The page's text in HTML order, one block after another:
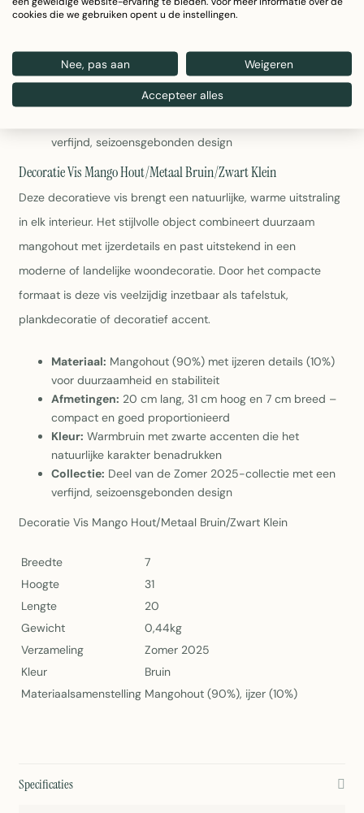
Materiaal:Mangohout (90%) met ijzeren details (10%)
Afmetingen:20 cm lang, 31 cm hoog en 7 cm breed –
compact en goed proportionieerd
Kleur:Warmbruin met zwarte accenten die het
natuurlijke karakter benadrukken
verfijnd, seizoensgebonden design
Decoratie Vis Mango Hout/Metaal Bruin/Zwart Klein
Deze decoratieve vis brengt een natuurlijke, warme uitstraling
in elk interieur. Het stijlvolle object combineert duurzaam
mangohout met ijzerdetails en past uitstekend in een
moderne of landelijke woondecoratie. Door het compacte
formaat is deze vis veelzijdig inzetbaar als tafelstuk,
plankdecoratie of decoratief accent.
Materiaal: Mangohout (90%) met ijzeren details (10%)
voor duurzaamheid en stabiliteit
Afmetingen: 20 cm lang, 31 cm hoog en 7 cm breed –
compact en goed proportionieerd
Kleur: Warmbruin met zwarte accenten die het
natuurlijke karakter benadrukken
Collectie: Deel van de Zomer 2025-collectie met een
verfijnd, seizoensgebonden design
Decoratie Vis Mango Hout/Metaal Bruin/Zwart Klein
Breedte
7
Hoogte
31
Lengte
20
Gewicht
0,44kg
Verzameling
Zomer 2025
Kleur
Bruin
Materiaalsamenstelling Mangohout (90%), ijzer (10%)
Specificaties
cookies die we gebruiken opent u de instellingen.
Nee, pas aan Weigeren
Accepteer alles